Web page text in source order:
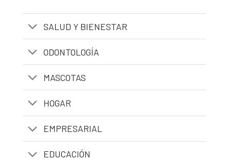
SALUD Y BIENESTAR
ODONTOLOGÍA
MASCOTAS
HOGAR
EMPRESARIAL
EDUCACIÓN